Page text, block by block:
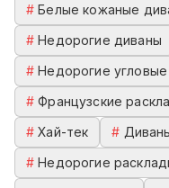
#Белые кожаные
#Недорогие диваны
#Недорогие
#Французские
#Хай-тек #
#Недорогие